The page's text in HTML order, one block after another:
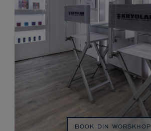
BOOK DIN WORSKHOP